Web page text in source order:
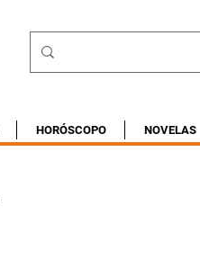
HORÓSCOPO NOVELAS